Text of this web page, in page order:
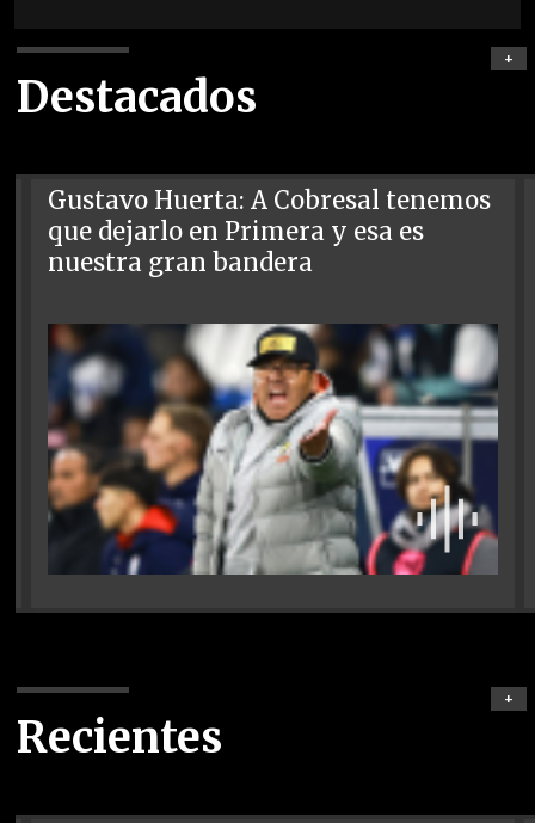
Destacados
+
Gustavo Huerta: A Cobresal tenemos
que dejarlo en Primera y esa es
nuestra gran bandera
Recientes
+